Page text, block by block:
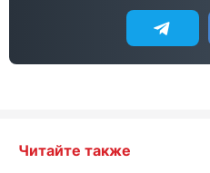
Читайте также